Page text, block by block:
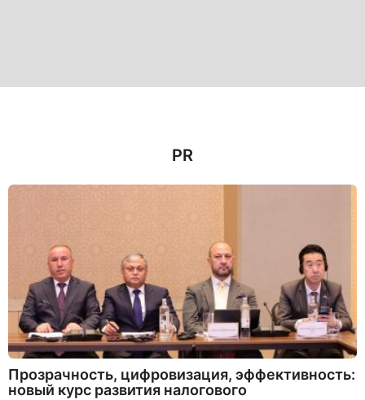
PR
Прозрачность, цифровизация, эффективность:
новый курс развития налогового